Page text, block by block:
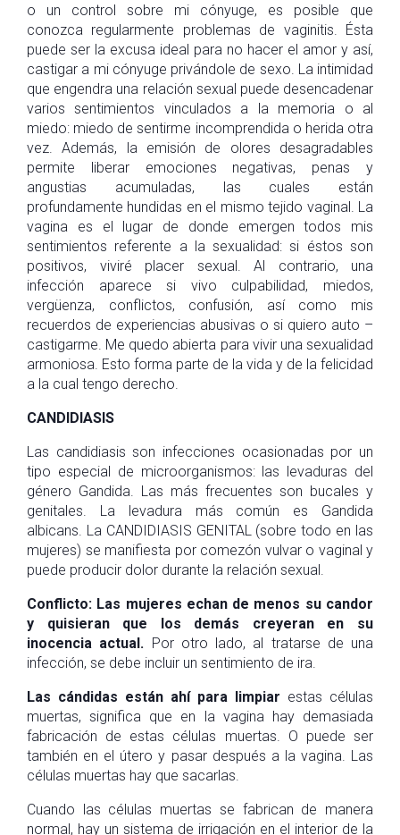
o un control sobre mi cónyuge, es posible que
conozca regularmente problemas de vaginitis. Ésta
puede ser la excusa ideal para no hacer el amor y así,
castigar a mi cónyuge privándole de sexo. La intimidad
que engendra una relación sexual puede desencadenar
varios sentimientos vinculados a la memoria o al
miedo: miedo de sentirme incomprendida o herida otra
vez. Además, la emisión de olores desagradables
permite liberar emociones negativas, penas y
angustias acumuladas, las cuales están
profundamente hundidas en el mismo tejido vaginal. La
vagina es el lugar de donde emergen todos mis
sentimientos referente a la sexualidad: si éstos son
positivos, viviré placer sexual. Al contrario, una
infección aparece si vivo culpabilidad, miedos,
vergüenza, conflictos, confusión, así como mis
recuerdos de experiencias abusivas o si quiero auto –
castigarme. Me quedo abierta para vivir una sexualidad
armoniosa. Esto forma parte de la vida y de la felicidad
a la cual tengo derecho.
CANDIDIASIS
Las candidiasis son infecciones ocasionadas por un
tipo especial de microorganismos: las levaduras del
género Gandida. Las más frecuentes son bucales y
genitales. La levadura más común es Gandida
albicans. La CANDIDIASIS GENITAL (sobre todo en las
mujeres) se manifiesta por comezón vulvar o vaginal y
puede producir dolor durante la relación sexual.
Conflicto: Las mujeres echan de menos su candor
y quisieran que los demás creyeran en su
inocencia actual. Por otro lado, al tratarse de una
infección, se debe incluir un sentimiento de ira.
Las cándidas están ahí para limpiar estas células
muertas, significa que en la vagina hay demasiada
fabricación de estas células muertas. O puede ser
también en el útero y pasar después a la vagina. Las
células muertas hay que sacarlas.
Cuando las células muertas se fabrican de manera
normal, hay un sistema de irrigación en el interior de la